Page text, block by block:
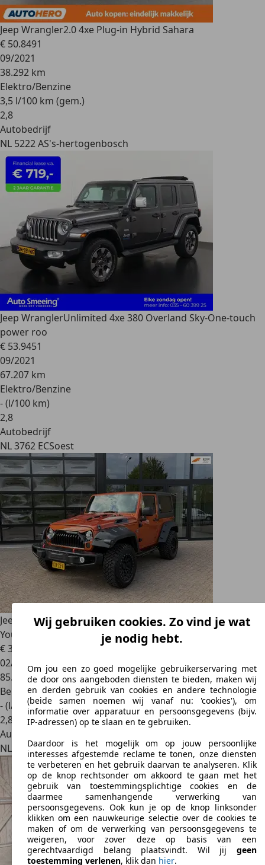
Jeep Wrangler2.0 4xe Plug-in Hybrid Sahara
€ 50.8491
09/2021
38.292 km
Elektro/Benzine
3,5 l/100 km (gem.)
2,8
Autobedrijf
NL 5222 AS's-hertogenbosch
Jeep WranglerUnlimited 4xe 380 Overland Sky-One-touch
power roo
€ 53.9451
09/2021
67.207 km
Elektro/Benzine
- (l/100 km)
2,8
Autobedrijf
NL 3762 ECSoest
Jeep Wrangler3.8 Rubicon, Youngtimer 3.8 Sport, Rubicon
Youngti
€ 32.950
02/2011
85.567 km
Benzine
- (l/100 km)
2,8
Autobedrijf
NL 4191 CLGeldermalsen
Wij gebruiken cookies. Zo vind je wat
je nodig hebt.
Om jou een zo goed mogelijke gebruikerservaring met
de door ons aangeboden diensten te bieden, maken wij
en derden gebruik van cookies en andere technologie
(beide samen noemen wij vanaf nu: 'cookies'), om
informatie over apparatuur en persoonsgegevens (bijv.
IP-adressen) op te slaan en te gebruiken.
Daardoor is het mogelijk om op jouw persoonlijke
interesses afgestemde reclame te tonen, onze diensten
te verbeteren en het gebruik daarvan te analyseren. Klik
op de knop rechtsonder om akkoord te gaan met het
gebruik van toestemmingsplichtige cookies en de
daarmee samenhangende verwerking van
persoonsgegevens. Ook kun je op de knop linksonder
klikken om een nauwkeurige selectie over de cookies te
maken of om de verwerking van persoonsgegevens te
weigeren, voor zover deze op basis van een
gerechtvaardigd belang plaatsvindt. Wil jij geen
toestemming verlenen, klik dan hier.